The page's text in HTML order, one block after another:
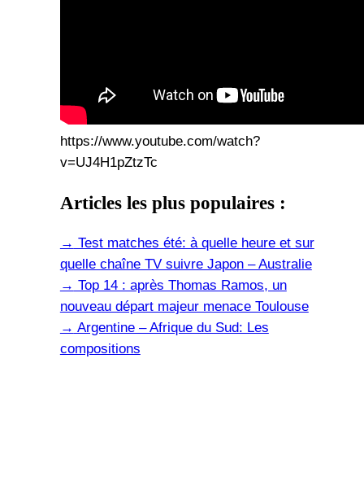
https://www.youtube.com/watch?
v=UJ4H1pZtzTc
Articles les plus populaires :
→ Test matches été: à quelle heure et sur
quelle chaîne TV suivre Japon – Australie
→ Top 14 : après Thomas Ramos, un
nouveau départ majeur menace Toulouse
→ Argentine – Afrique du Sud: Les
compositions